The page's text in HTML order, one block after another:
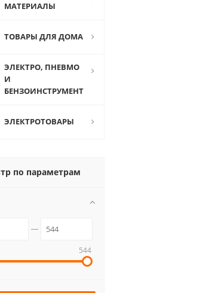
МАТЕРИАЛЫ
ТОВАРЫ ДЛЯ ДОМА
ЭЛЕКТРО, ПНЕВМО
И
БЕНЗОИНСТРУМЕНТ
ЭЛЕКТРОТОВАРЫ
по параметрам
544